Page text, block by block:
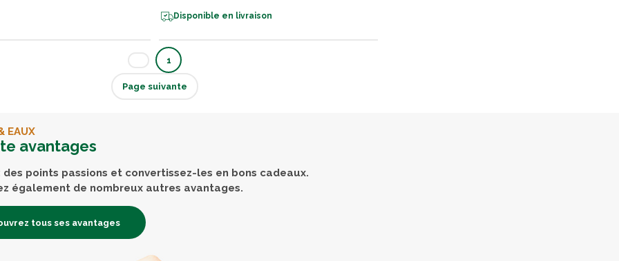
Disponible en livraison
1
Page suivante
EAUX
avantages
des points passions et convertissez-les en bons cadeaux.
également de nombreux autres avantages.
tous ses avantages